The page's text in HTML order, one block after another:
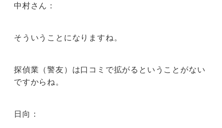
中村さん：
そういうことになりますね。
探偵業（警友）は口コミで拡がるということがない
ですからね。
日向：